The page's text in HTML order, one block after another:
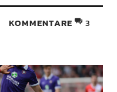
KOMMENTARE 3